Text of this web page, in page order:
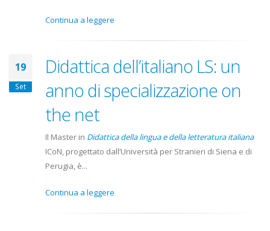
Continua a leggere
19
Set
Didattica dell’italiano LS: un
anno di specializzazione on
the net
Il Master in Didattica della lingua e della letteratura italiana
ICoN, progettato dall’Università per Stranieri di Siena e di
Perugia, è...
Continua a leggere